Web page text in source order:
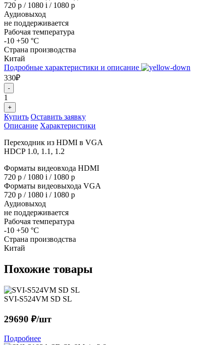
720 p / 1080 i / 1080 p
Аудиовыход
не поддерживается
Рабочая температура
-10 +50 °C
Страна производства
Китай
Подробные характеристики и описание
330₽
-
1
+
Купить Оставить заявку
Описание Характеристики
Переходник из HDMI в VGA
HDCP 1.0, 1.1, 1.2
Форматы видеовхода HDMI
720 p / 1080 i / 1080 p
Форматы видеовыхода VGA
720 p / 1080 i / 1080 p
Аудиовыход
не поддерживается
Рабочая температура
-10 +50 °C
Страна производства
Китай
Похожие товары
SVI-S524VM SD SL
29690 ₽/шт
Подробнее